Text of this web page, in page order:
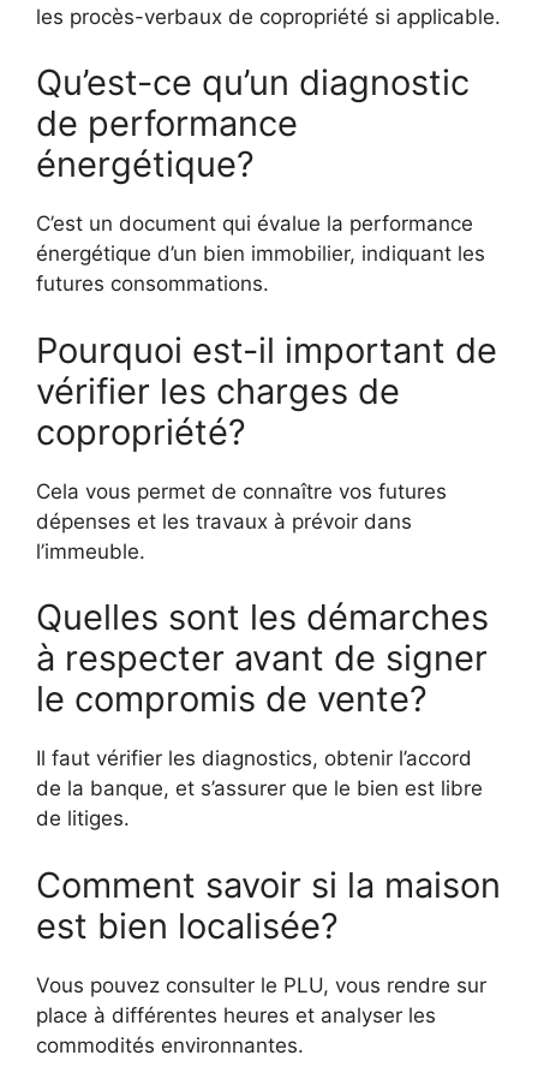
les procès-verbaux de copropriété si applicable.
Qu’est-ce qu’un diagnostic
de performance
énergétique?
C’est un document qui évalue la performance
énergétique d’un bien immobilier, indiquant les
futures consommations.
Pourquoi est-il important de
vérifier les charges de
copropriété?
Cela vous permet de connaître vos futures
dépenses et les travaux à prévoir dans
l’immeuble.
Quelles sont les démarches
à respecter avant de signer
le compromis de vente?
Il faut vérifier les diagnostics, obtenir l’accord
de la banque, et s’assurer que le bien est libre
de litiges.
Comment savoir si la maison
est bien localisée?
Vous pouvez consulter le PLU, vous rendre sur
place à différentes heures et analyser les
commodités environnantes.